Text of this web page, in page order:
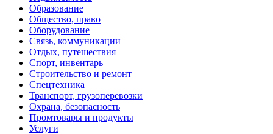
Образование
Общество, право
Оборудование
Связь, коммуникации
Отдых, путешествия
Спорт, инвентарь
Строительство и ремонт
Спецтехника
Транспорт, грузоперевозки
Охрана, безопасность
Промтовары и продукты
Услуги